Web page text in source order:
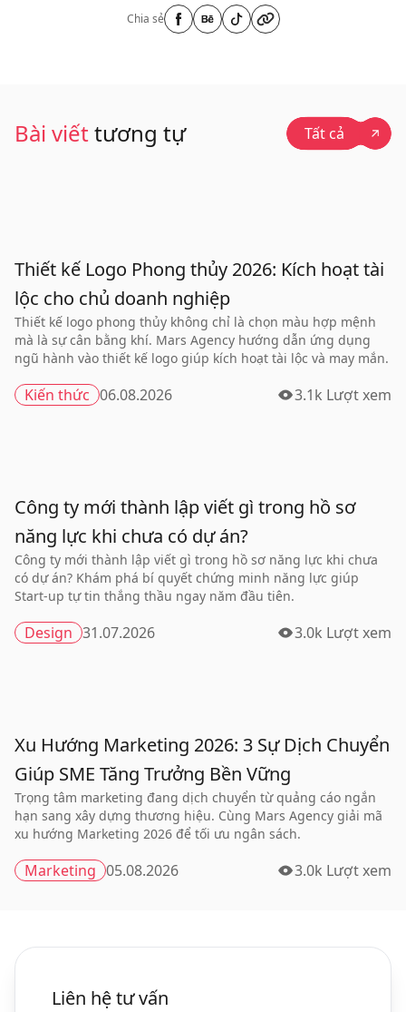
Chia sẻ
Bài viếttương tự Tất cả
Thiết kế Logo Phong thủy 2026: Kích hoạt tài
lộc cho chủ doanh nghiệp
Thiết kế logo phong thủy không chỉ là chọn màu hợp mệnh
mà là sự cân bằng khí. Mars Agency hướng dẫn ứng dụng
ngũ hành vào thiết kế logo giúp kích hoạt tài lộc và may mắn.
Kiến thức 06.08.2026 3.1k Lượt xem
Công ty mới thành lập viết gì trong hồ sơ
năng lực khi chưa có dự án?
Công ty mới thành lập viết gì trong hồ sơ năng lực khi chưa
có dự án? Khám phá bí quyết chứng minh năng lực giúp
Start-up tự tin thắng thầu ngay năm đầu tiên.
Design 31.07.2026 3.0k Lượt xem
Xu Hướng Marketing 2026: 3 Sự Dịch Chuyển
Giúp SME Tăng Trưởng Bền Vững
Trọng tâm marketing đang dịch chuyển từ quảng cáo ngắn
hạn sang xây dựng thương hiệu. Cùng Mars Agency giải mã
xu hướng Marketing 2026 để tối ưu ngân sách.
Marketing 05.08.2026 3.0k Lượt xem
Liên hệ tư vấn